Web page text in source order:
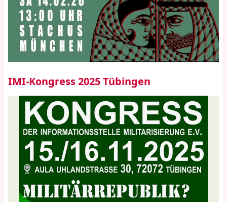
IMI-Kongress 2025 Tübingen